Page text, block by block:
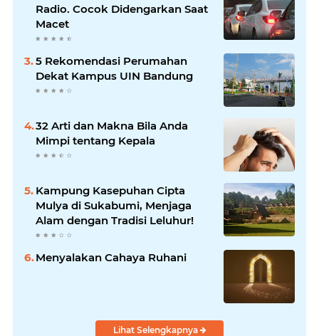
Radio. Cocok Didengarkan Saat
Macet
5 Rekomendasi Perumahan
Dekat Kampus UIN Bandung
32 Arti dan Makna Bila Anda
Mimpi tentang Kepala
Kampung Kasepuhan Cipta
Mulya di Sukabumi, Menjaga
Alam dengan Tradisi Leluhur!
Menyalakan Cahaya Ruhani
Lihat Selengkapnya